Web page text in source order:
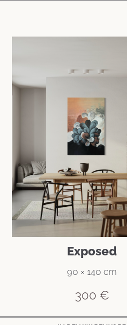
Exposed
90 × 140 cm
300 €